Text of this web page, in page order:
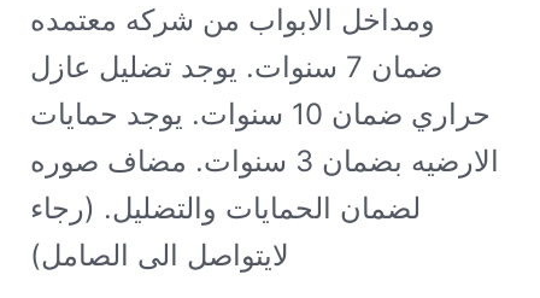
ومداخل الابواب من شركه معتمده
ضمان 7 سنوات. يوجد تضليل عازل
حراري ضمان 10 سنوات. يوجد حمايات
الارضيه بضمان 3 سنوات. مضاف صوره
لضمان الحمايات والتضليل. (رجاء
لايتواصل الى الصامل)